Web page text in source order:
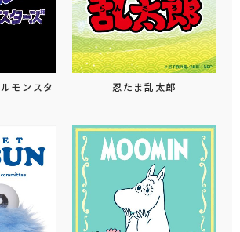
モンスタ
忍たま乱太郎